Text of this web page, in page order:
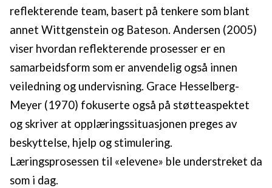
reflekterende team, basert på tenkere som blant
annet Wittgenstein og Bateson. Andersen (2005)
viser hvordan reflekterende prosesser er en
samarbeidsform som er anvendelig også innen
veiledning og undervisning. Grace Hesselberg-
Meyer (1970) fokuserte også på støtteaspektet
og skriver at opplæringssituasjonen preges av
beskyttelse, hjelp og stimulering.
Læringsprosessen til «elevene» ble understreket da
som i dag.